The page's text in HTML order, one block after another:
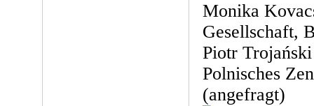
Monika
Gesellschaft,
Piotr
Polnisches
(angefragt)